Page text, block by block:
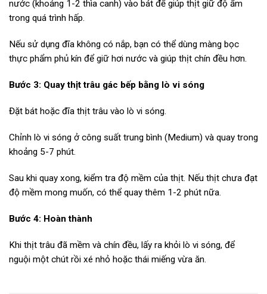
nước (khoảng 1-2 thìa canh) vào bát để giúp thịt giữ độ ẩm
trong quá trình hấp.
Nếu sử dụng đĩa không có nắp, bạn có thể dùng màng bọc
thực phẩm phủ kín để giữ hơi nước và giúp thịt chín đều hơn.
Bước 3: Quay thịt trâu gác bếp bằng lò vi sóng
Đặt bát hoặc đĩa thịt trâu vào lò vi sóng.
Chỉnh lò vi sóng ở công suất trung bình (Medium) và quay trong
khoảng 5-7 phút.
Sau khi quay xong, kiểm tra độ mềm của thịt. Nếu thịt chưa đạt
độ mềm mong muốn, có thể quay thêm 1-2 phút nữa.
Bước 4: Hoàn thành
Khi thịt trâu đã mềm và chín đều, lấy ra khỏi lò vi sóng, để
nguội một chút rồi xé nhỏ hoặc thái miếng vừa ăn.